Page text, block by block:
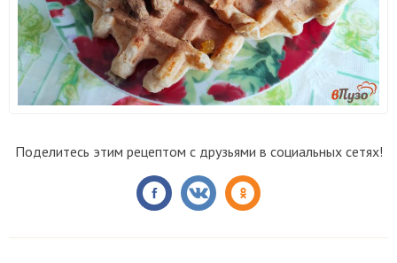
Поделитесь этим рецептом с друзьями в социальных сетях!